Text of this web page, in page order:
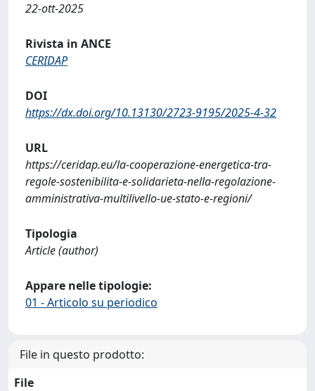
22-ott-2025
Rivista in ANCE
CERIDAP
DOI
https://dx.doi.org/10.13130/2723-9195/2025-4-32
URL
https://ceridap.eu/la-cooperazione-energetica-tra-
regole-sostenibilita-e-solidarieta-nella-regolazione-
amministrativa-multilivello-ue-stato-e-regioni/
Tipologia
Article (author)
Appare nelle tipologie:
01 - Articolo su periodico
File in questo prodotto:
File